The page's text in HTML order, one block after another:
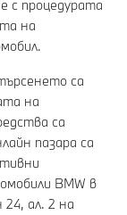
с процедурата
на
са
на
са
пазара са
BMW в
ал. 2 на